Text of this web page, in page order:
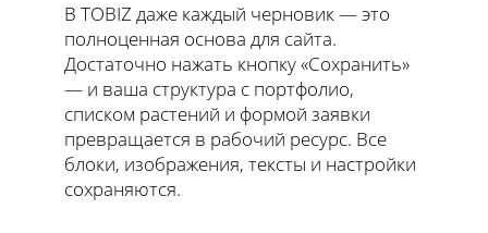
В TOBIZ даже каждый черновик — это
полноценная основа для сайта.
Достаточно нажать кнопку «Сохранить»
— и ваша структура с портфолио,
списком растений и формой заявки
превращается в рабочий ресурс. Все
блоки, изображения, тексты и настройки
сохраняются.